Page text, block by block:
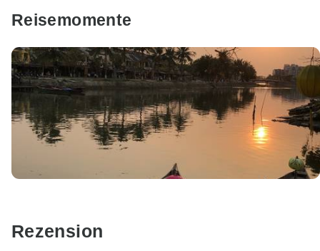
Reisemomente
Rezension